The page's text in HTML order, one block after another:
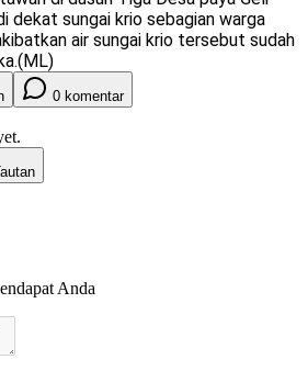
dekat sungai krio sebagian warga
air sungai krio tersebut sudah
0 komentar
Anda